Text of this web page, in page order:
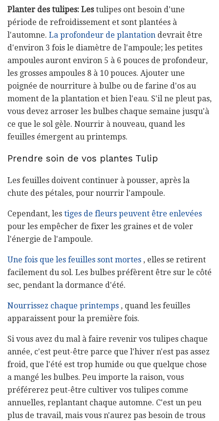
Planter des tulipes: Lestulipes ont besoin d'une
période de refroidissement et sont plantées à
l'automne. La profondeur de plantation devrait être
d'environ 3 fois le diamètre de l'ampoule; les petites
ampoules auront environ 5 à 6 pouces de profondeur,
les grosses ampoules 8 à 10 pouces. Ajouter une
poignée de nourriture à bulbe ou de farine d'os au
moment de la plantation et bien l'eau. S'il ne pleut pas,
vous devez arroser les bulbes chaque semaine jusqu'à
ce que le sol gèle. Nourrir à nouveau, quand les
feuilles émergent au printemps.
Prendre soin de vos plantes Tulip
Les feuilles doivent continuer à pousser, après la
chute des pétales, pour nourrir l'ampoule.
Cependant, les tiges de fleurs peuvent être enlevées
pour les empêcher de fixer les graines et de voler
l'énergie de l'ampoule.
Une fois que les feuilles sont mortes , elles se retirent
facilement du sol. Les bulbes préfèrent être sur le côté
sec, pendant la dormance d'été.
Nourrissez chaque printemps , quand les feuilles
apparaissent pour la première fois.
Si vous avez du mal à faire revenir vos tulipes chaque
année, c'est peut-être parce que l'hiver n'est pas assez
froid, que l'été est trop humide ou que quelque chose
a mangé les bulbes. Peu importe la raison, vous
préférerez peut-être cultiver vos tulipes comme
annuelles, replantant chaque automne. C'est un peu
plus de travail, mais vous n'aurez pas besoin de trous